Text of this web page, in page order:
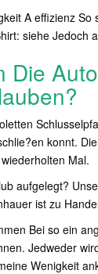
A effizienz
siehe Jedoch
Die
konnt.
Mal.
aufgelegt?
ist zu
Bei so ein
Jedweder
Wenigkeit